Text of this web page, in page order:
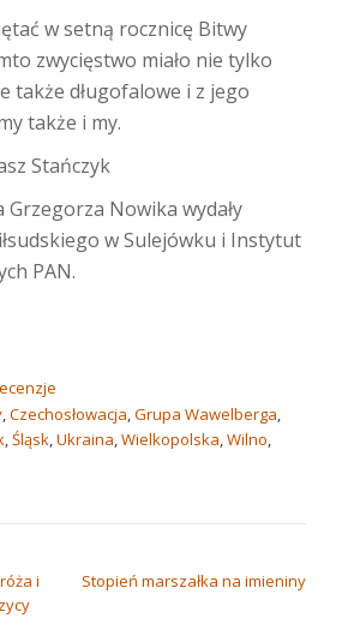
w setną rocznicę Bitwy
zwycięstwo miało nie tylko
także długofalowe i z jego
także i my.
Stańczyk
Nowika wydały
w Sulejówku i Instytut
PAN.
,Czechosłowacja,Grupa Wawelberga,
,Śląsk,Ukraina,Wielkopolska,Wilno,
i
Stopień marszałka na imieniny